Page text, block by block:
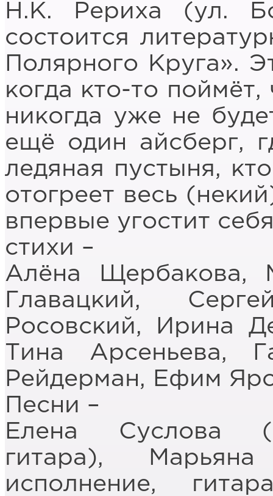
Н.К. Рериха (ул.
состоится
Полярного Круга».
когда кто-то
никогда уже не
ещё один айсберг,
ледяная пустыня,
отогреет весь
впервые угостит
стихи –
Алёна Щербакова,
Главацкий,
Росовский, Ирина
Тина Арсеньева,
Рейдерман, Ефим
Песни –
Елена Суслова
гитара),
исполнение,